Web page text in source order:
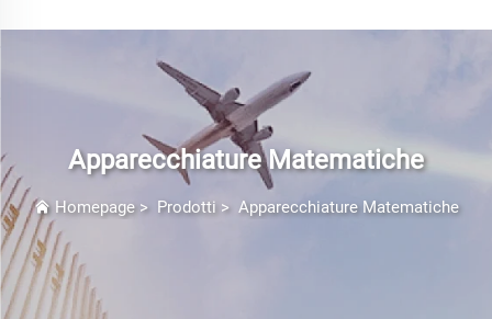
Apparecchiature Matematiche
Homepage> Prodotti> Apparecchiature Matematiche